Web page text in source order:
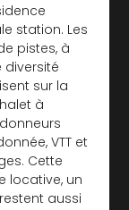
station. Les
pistes, à
diversité
sur la
à
VTT et
Cette
locative, un
aussi